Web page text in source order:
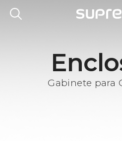
Gabinete para